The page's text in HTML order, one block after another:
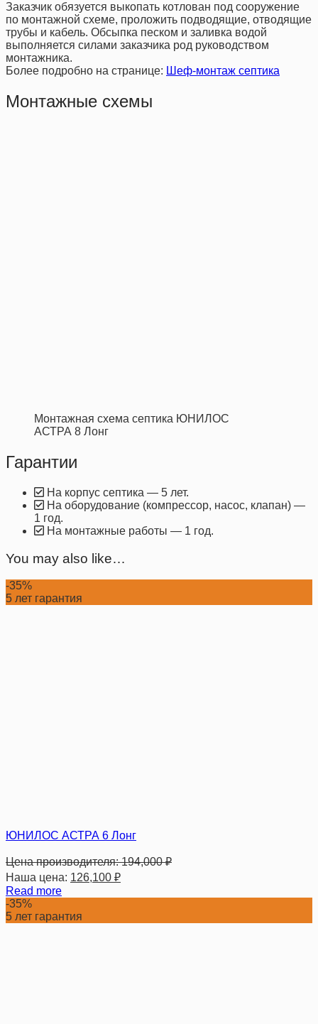
Заказчик обязуется выкопать котлован под сооружение
по монтажной схеме, проложить подводящие, отводящие
трубы и кабель. Обсыпка песком и заливка водой
выполняется силами заказчика род руководством
монтажника.
Более подробно на странице: Шеф-монтаж септика
Монтажные схемы
Монтажная схема септика ЮНИЛОС
АСТРА 8 Лонг
Гарантии
На корпус септика — 5 лет.
На оборудование (компрессор, насос, клапан) —
1 год.
На монтажные работы — 1 год.
You may also like…
-35%
5 лет гарантия
ЮНИЛОС АСТРА 6 Лонг
Цена производителя:194,000₽
Наша цена: 126,100 ₽
Read more
-35%
5 лет гарантия